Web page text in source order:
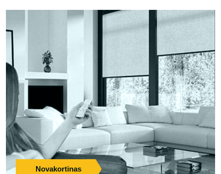
Novakortinas